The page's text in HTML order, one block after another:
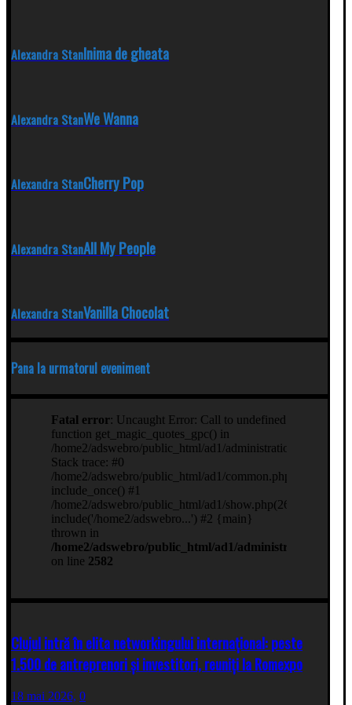
Alexandra StanInima de gheata
Alexandra StanWe Wanna
Alexandra StanCherry Pop
Alexandra StanAll My People
Alexandra StanVanilla Chocolat
Pana la urmatorul eveniment
Clujul intră în elita networkingului internațional: peste
1.500 de antreprenori și investitori, reuniți la Romexpo
18 mai 2026, 0